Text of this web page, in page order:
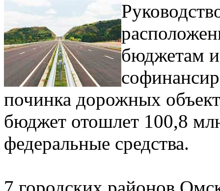
бюджетам
починка дорожных
бюджет отошлет 100,8
федеральные средства.